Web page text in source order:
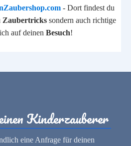
- Dort findest du
Zaubertricks sondern auch richtige
auf deinen Besuch!
Kinderzauberer
eine Anfrage für deinen